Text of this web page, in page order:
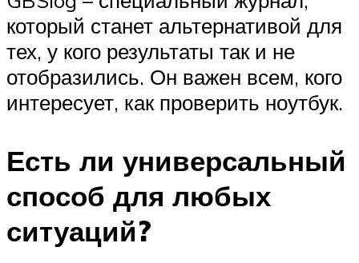
который станет альтернативой для
тех, у кого результаты так и не
отобразились. Он важен всем, кого
интересует, как проверить ноутбук.
Есть ли универсальный
способ для любых
ситуаций?